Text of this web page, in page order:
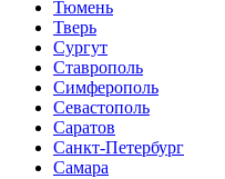
Тюмень
Тверь
Сургут
Ставрополь
Симферополь
Севастополь
Саратов
Санкт-Петербург
Самара